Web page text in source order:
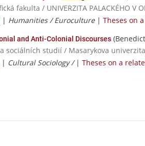
fakulta / UNIVERZITA PALACKÉHO V
| Humanities / Euroculture| Theses on
and Anti-Colonial Discourses
sociálních studií / Masarykova univerzita
| Cultural Sociology / | Theses on a